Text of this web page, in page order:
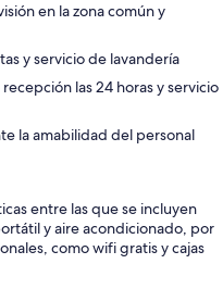
en la zona común y
y servicio de lavandería
las 24 horas y servicio
la amabilidad del personal
entre las que se incluyen
y aire acondicionado, por
como wifi gratis y cajas